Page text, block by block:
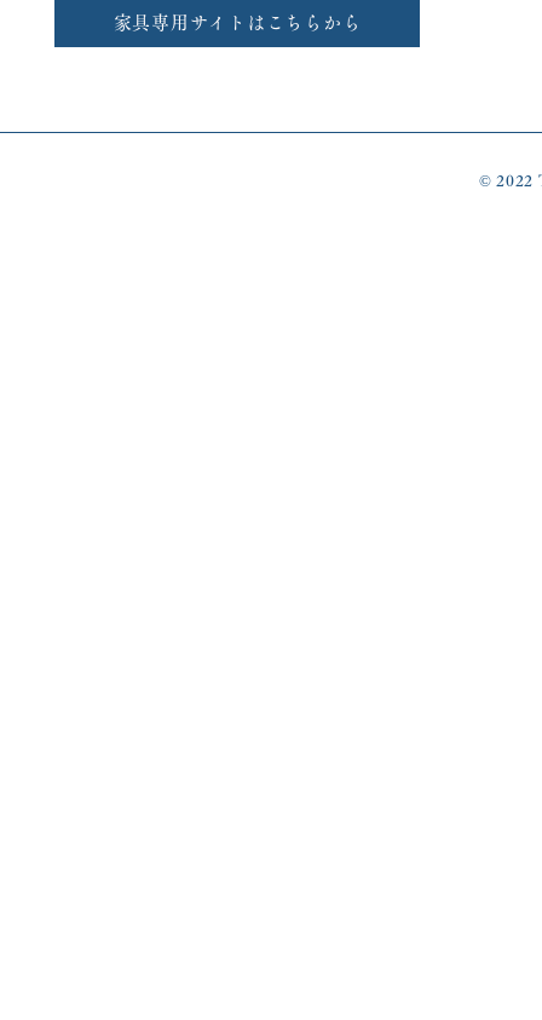
家具専用サイトはこちらから
© 2022